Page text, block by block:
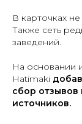
В карточках
Также сеть
заведений.
На основании
Hatimaki
сбор отзывов
источников.